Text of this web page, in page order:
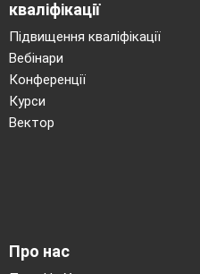
кваліфікації
Підвищення кваліфікації
Вебінари
Конференції
Курси
Вектор
Про нас